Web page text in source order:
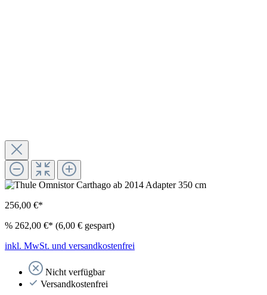
256,00 €*
% 262,00 €* (6,00 € gespart)
inkl. MwSt. und versandkostenfrei
Nicht verfügbar
Versandkostenfrei